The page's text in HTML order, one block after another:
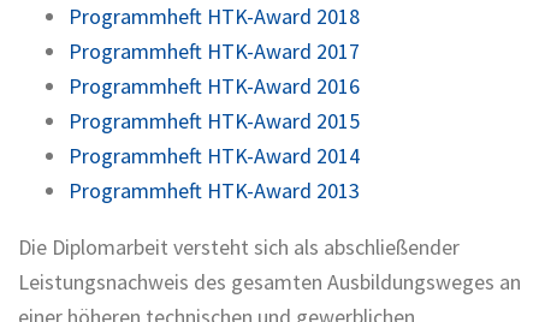
Programmheft HTK-Award 2018
Programmheft HTK-Award 2017
Programmheft HTK-Award 2016
Programmheft HTK-Award 2015
Programmheft HTK-Award 2014
Programmheft HTK-Award 2013
Die Diplomarbeit versteht sich als abschließender
Leistungsnachweis des gesamten Ausbildungsweges an
einer höheren technischen und gewerblichen